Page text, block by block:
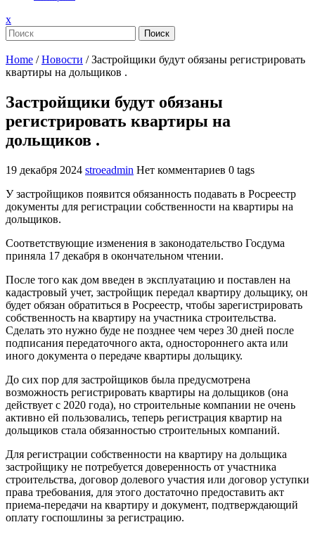
xЗакрыть
меню
Поиск
Home /Новости /Застройщики будут обязаны регистрировать
квартиры на дольщиков .
Застройщики будут обязаны
регистрировать квартиры на
дольщиков .
19 декабря 2024 stroeadmin Нет комментариев 0 tags
У застройщиков появится обязанность подавать в Росреестр
документы для регистрации собственности на квартиры на
дольщиков.
Соответствующие изменения в законодательство Госдума
приняла 17 декабря в окончательном чтении.
После того как дом введен в эксплуатацию и поставлен на
кадастровый учет, застройщик передал квартиру дольщику, он
будет обязан обратиться в Росреестр, чтобы зарегистрировать
собственность на квартиру на участника строительства.
Сделать это нужно буде не позднее чем через 30 дней после
подписания передаточного акта, одностороннего акта или
иного документа о передаче квартиры дольщику.
До сих пор для застройщиков была предусмотрена
возможность регистрировать квартиры на дольщиков (она
действует с 2020 года), но строительные компании не очень
активно ей пользовались, теперь регистрация квартир на
дольщиков стала обязанностью строительных компаний.
Для регистрации собственности на квартиру на дольщика
застройщику не потребуется доверенность от участника
строительства, договор долевого участия или договор уступки
права требования, для этого достаточно предоставить акт
приема-передачи на квартиру и документ, подтверждающий
оплату госпошлины за регистрацию.